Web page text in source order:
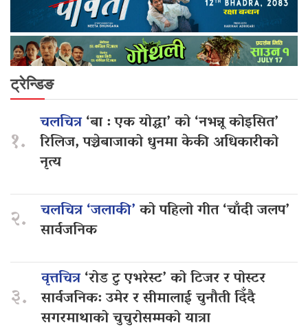
ट्रेन्डिङ
१.
चलचित्र‘बा : एक योद्धा’ को ‘नभन्नू कोइसित’
रिलिज, पञ्चेबाजाको धुनमा केकी अधिकारीको
नृत्य
२. चलचित्र ‘जलाकी’को पहिलो गीत ‘चाँदी जलप’
सार्वजनिक
३.
वृत्तचित्र‘रोड टु एभरेस्ट’ को टिजर र पोस्टर
सार्वजनिक: उमेर र सीमालाई चुनौती दिँदै
सगरमाथाको चुचुरोसम्मको यात्रा